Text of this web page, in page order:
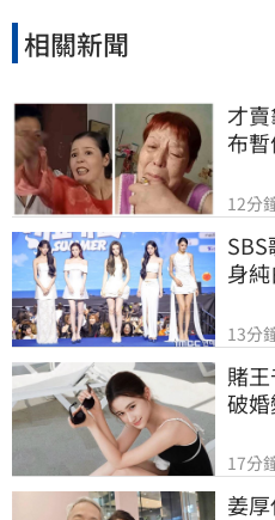
相關新聞
才
布
12分
身
13分
賭
破
17分
姜